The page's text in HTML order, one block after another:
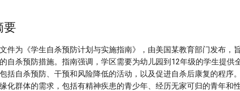
要
件为《学生自杀预防计划与实施指南》，由美国某教育部门发布，
自杀预防措施。指南强调，学区需要为幼儿园到12年级的学生提供
括自杀预防、干预和风险降低的活动，以及促进自杀后康复的程序
化群体的需求，包括有精神疾患的青少年、经历无家可归的青年和